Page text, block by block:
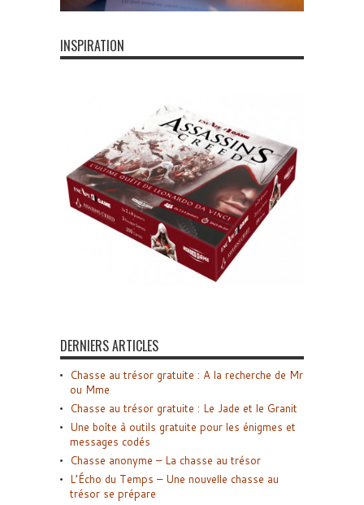
INSPIRATION
DERNIERS ARTICLES
Chasse au trésor gratuite : A la recherche de Mr
ou Mme
Chasse au trésor gratuite : Le Jade et le Granit
Une boîte à outils gratuite pour les énigmes et
messages codés
Chasse anonyme – La chasse au trésor
L’Écho du Temps – Une nouvelle chasse au
trésor se prépare